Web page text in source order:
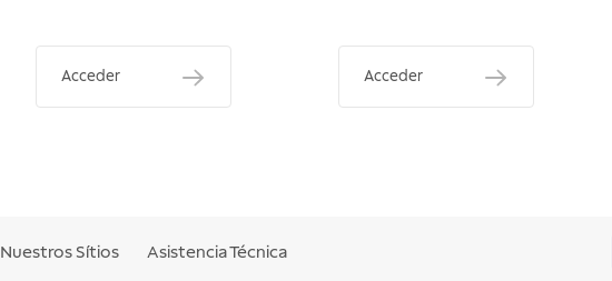
Acceder Acceder
Nuestros Sítios Asistencia Técnica